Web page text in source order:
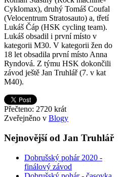
Cyklomax), druhý Tomáš Coufal
(Velocentrum Stratosauto) a, třetí
Lukáš Čáp (HSK cycling team).
Lukáš obsadil i první místo v
kategorii M30. V kategorii žen do
18 let obsadila první místo Anna
Ryndová. Z týmu HSK dokončili
závod ještě Jan Truhlář (7. v kat
M40).
Přečteno: 2720 krát
Zveřejněno v Blogy
Nejnovější od Jan Truhlář
Dobrušský pohár 2020 -
finálový závod